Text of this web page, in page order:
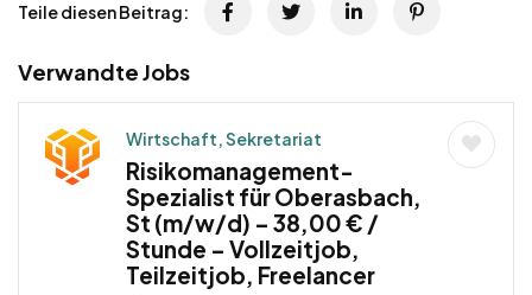
Teile diesen Beitrag:
Verwandte Jobs
Wirtschaft, Sekretariat
Risikomanagement-
Spezialist für Oberasbach,
St (m/w/d) – 38,00 € /
Stunde – Vollzeitjob,
Teilzeitjob, Freelancer